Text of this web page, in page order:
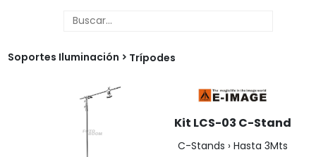
Soportes Iluminación Trípodes
Kit LCS-03 C-Stand
C-Stands › Hasta 3Mts